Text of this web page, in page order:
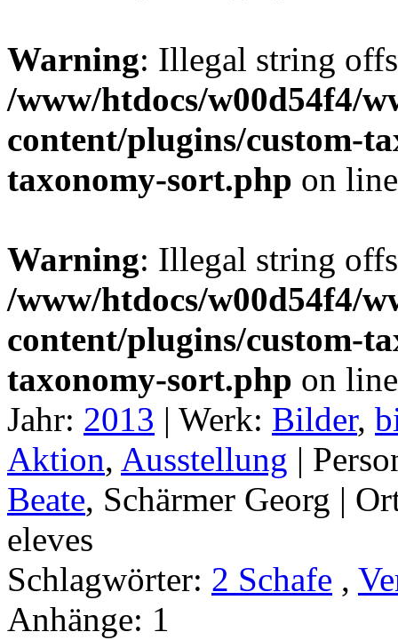
Warning: Illegal string
/www/htdocs/w00d54f4/
content/plugins/custom-
taxonomy-sort.php on
Warning: Illegal string
/www/htdocs/w00d54f4/
content/plugins/custom-
taxonomy-sort.php on
Jahr: 2013 | Werk: Bilder,
Aktion, Ausstellung |
Beate, Schärmer Georg |
eleves
Schlagwörter: 2 Schafe ,
Anhänge: 1